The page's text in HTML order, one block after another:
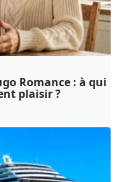
Romance : à qui
plaisir ?